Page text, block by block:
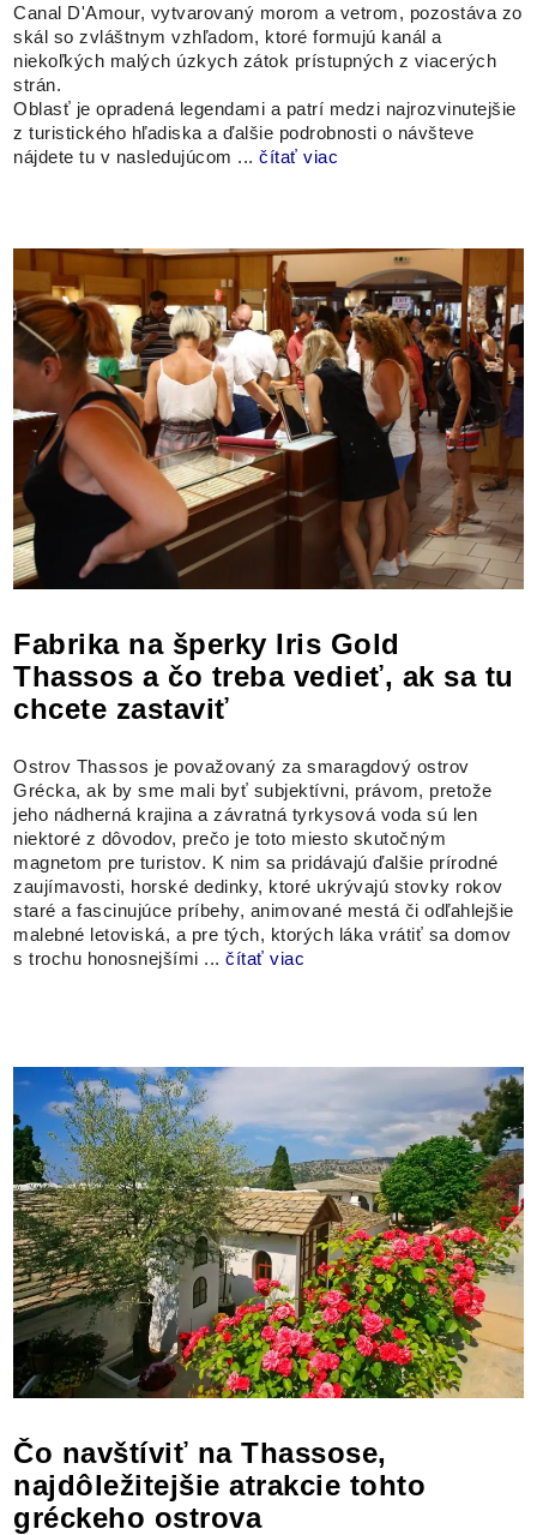
Canal D'Amour, vytvarovaný morom a vetrom, pozostáva zo
skál so zvláštnym vzhľadom, ktoré formujú kanál a
niekoľkých malých úzkych zátok prístupných z viacerých
strán.
Oblasť je opradená legendami a patrí medzi najrozvinutejšie
z turistického hľadiska a ďalšie podrobnosti o návšteve
nájdete tu v nasledujúcom ...čítať viac
Fabrika na šperky Iris Gold
Thassos a čo treba vedieť, ak sa tu
chcete zastaviť
Ostrov Thassos je považovaný za smaragdový ostrov
Grécka, ak by sme mali byť subjektívni, právom, pretože
jeho nádherná krajina a závratná tyrkysová voda sú len
niektoré z dôvodov, prečo je toto miesto skutočným
magnetom pre turistov. K nim sa pridávajú ďalšie prírodné
zaujímavosti, horské dedinky, ktoré ukrývajú stovky rokov
staré a fascinujúce príbehy, animované mestá či odľahlejšie
malebné letoviská, a pre tých, ktorých láka vrátiť sa domov
s trochu honosnejšími ...čítať viac
Čo navštíviť na Thassose,
najdôležitejšie atrakcie tohto
gréckeho ostrova